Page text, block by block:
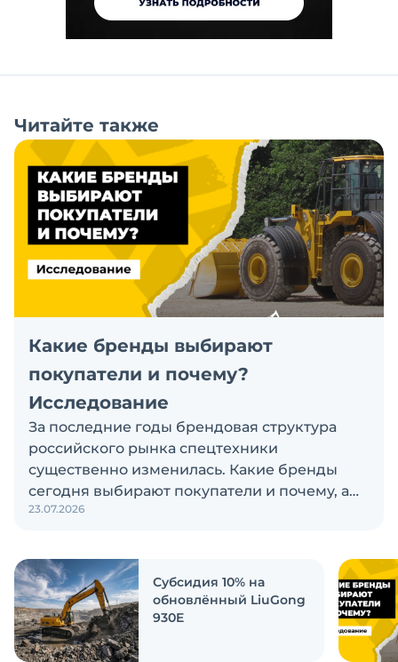
Читайте также
Какие бренды выбирают
покупатели и почему?
Исследование
За последние годы брендовая структура
российского рынка спецтехники
существенно изменилась. Какие бренды
сегодня выбирают покупатели и почему, а
также кого считают лидерами рынка?
ответить на эти вопросы
23.07.2026
Субсидия 10% на
обновлённый LiuGong
930E